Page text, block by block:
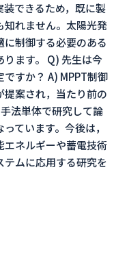
できるため，既に製
知れません。太陽光発
制御する必要のある
ます。 Q) 先生は今
すか？ A) MPPT制御
案され，当たり前の
法単体で研究して論
ています。今後は，
エネルギーや蓄電技術
ムに応用する研究を